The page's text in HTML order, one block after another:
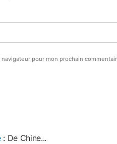
pour mon prochain
: De Chine...